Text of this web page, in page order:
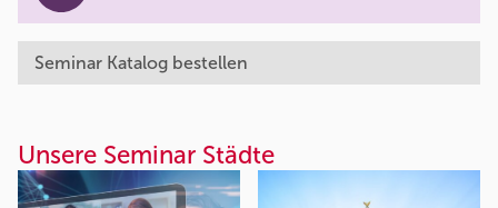
Seminar Katalog bestellen
Unsere Seminar Städte